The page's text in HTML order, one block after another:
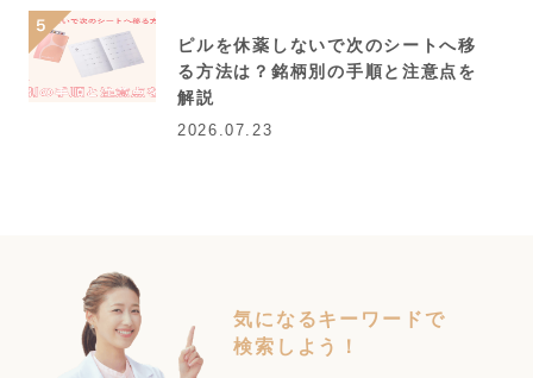
ピルを休薬しないで次のシートへ移
る方法は？銘柄別の手順と注意点を
解説
2026.07.23
気になるキーワードで
検索しよう！